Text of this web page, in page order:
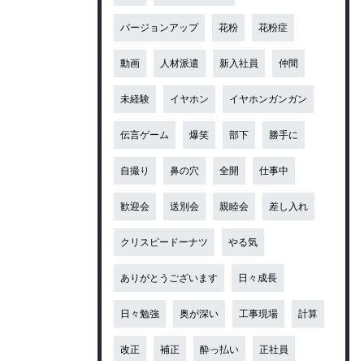
バージョンアップ 花粉 花粉症
動画 人材派遣 新入社員 仲間
未経験 イヤホン イヤホンガンガン
伝言ゲーム 爆笑 部下 勝手に
自撮り 鼻の穴 全開 仕事中
歓迎会 送別会 親睦会 差し入れ
クリスピードーナツ やる気
ありがとうございます 日々成長
日々勉強 奥が深い 工事現場 計算
改正 補正 酔っ払い 正社員